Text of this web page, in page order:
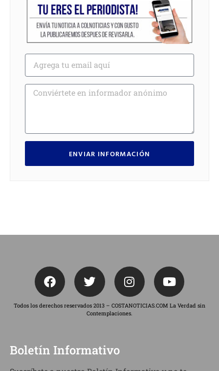
ENVIAR INFORMACIÓN
Todos los derechos reservados 2013 – COSTANOTICIAS.COM La Verdad sin
Contemplaciones.
Boletín Informativo